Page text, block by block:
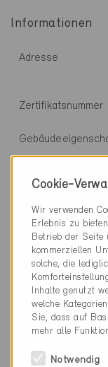
Informationen
Adresse
Zertifikatsnummer
Baustandard
Technische
Heizung
0% Ölfeuerung
Cookie-
Wir verwenden
Erlebnis zu
Betrieb der Seite
kommerziellen
solche, die
Inhalte genutzt
welche
Sie, dass auf
mehr alle
Notwendig